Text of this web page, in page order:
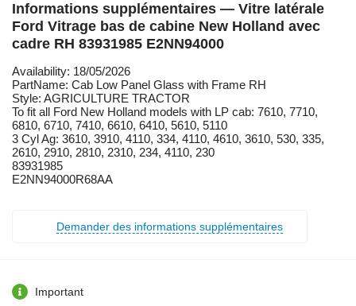
Informations supplémentaires — Vitre latérale
Ford Vitrage bas de cabine New Holland avec
cadre RH 83931985 E2NN94000
Availability: 18/05/2026
PartName: Cab Low Panel Glass with Frame RH
Style: AGRICULTURE TRACTOR
To fit all Ford New Holland models with LP cab: 7610, 7710,
6810, 6710, 7410, 6610, 6410, 5610, 5110
3 Cyl Ag: 3610, 3910, 4110, 334, 4110, 4610, 3610, 530, 335,
2610, 2910, 2810, 2310, 234, 4110, 230
83931985
E2NN94000R68AA
Demander des informations supplémentaires
Important